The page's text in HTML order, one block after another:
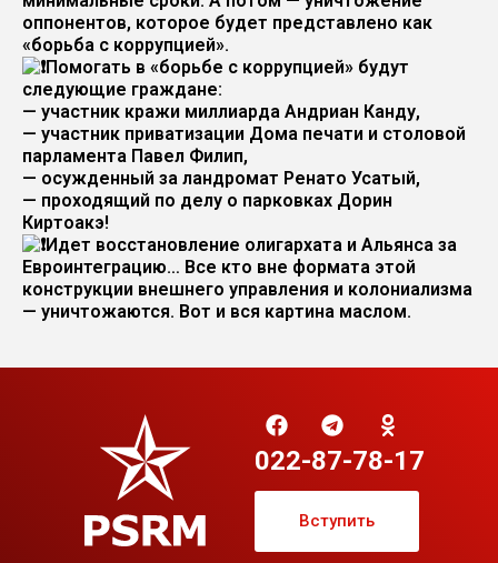
оппонентов, которое будет представлено как
«борьба с коррупцией».
Помогать в «борьбе с коррупцией» будут
следующие граждане:
— участник кражи миллиарда Андриан Канду,
— участник приватизации Дома печати и столовой
парламента Павел Филип,
— осужденный за ландромат Ренато Усатый,
— проходящий по делу о парковках Дорин
Киртоакэ!
Идет восстановление олигархата и Альянса за
Евроинтеграцию… Все кто вне формата этой
конструкции внешнего управления и колониализма
— уничтожаются. Вот и вся картина маслом.
022-87-78-17
Вступить